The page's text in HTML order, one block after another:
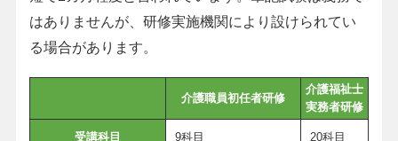
はありませんが、研修実施機関により設けられてい
る場合があります。
介護職員初任者研修
介護福祉士
実務者研修
受講科目 9科目 20科目